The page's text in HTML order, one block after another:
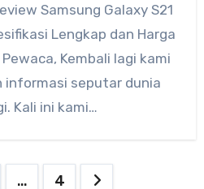
Samsung Galaxy S21
Lengkap dan Harga
Kembali lagi kami
informasi seputar dunia
Kali ini kami…
… 4